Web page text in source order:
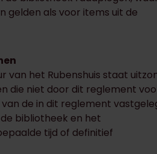
gelden als voor items uit de
van het Rubenshuis staat
die niet door dit reglement
van de in dit reglement
bibliotheek en het
tijd of definitief